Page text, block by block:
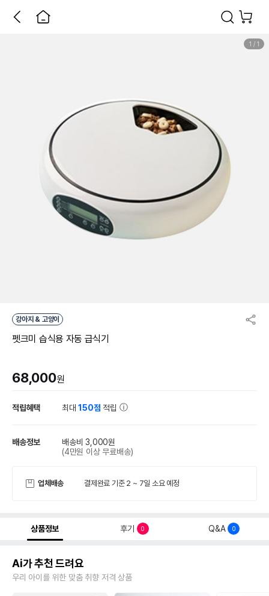
1 / 1
강아지 & 고양이
펫크미 습식용 자동 급식기
68,000원
적립혜택 최대150점 적립
배송정보
배송비 3,000원
(4만원 이상 무료배송)
업체배송 결제완료 기준 2 ~ 7일 소요 예정
상품정보 후기 0 Q&A 0
Ai가 추천 드려요
우리 아이를 위한 맞춤 취향 저격 상품